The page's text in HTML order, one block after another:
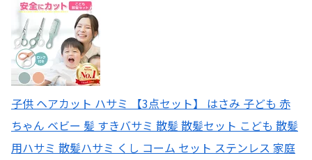
子供 ヘアカット ハサミ 【3点セット】 はさみ 子ども 赤
ちゃん ベビー 髪 すきバサミ 散髪 散髪セット こども 散髪
用ハサミ 散髪ハサミ くし コーム セット ステンレス 家庭